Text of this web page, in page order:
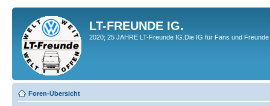
LT-FREUNDE IG.
2020; 25 JAHRE LT-Freunde IG.Die IG für Fans und
Foren-Übersicht